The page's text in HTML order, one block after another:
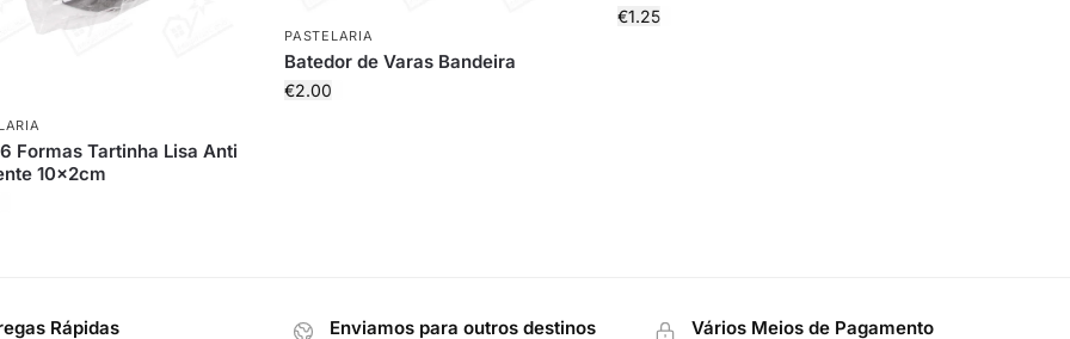
Formas Tartinha Lisa Anti
10x2cm
PASTELARIA
Batedor de Varas Bandeira
€2.00
€1.25
Rápidas Enviamos para outros destinos Vários Meios de Pagamento